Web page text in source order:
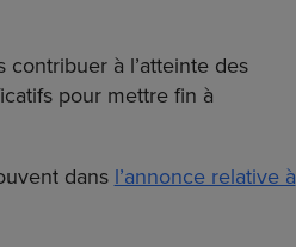
à l’atteinte des
pour mettre fin à
dans l’annonce relative à